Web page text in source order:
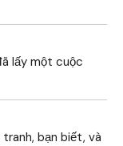
lấy một cuộc
bạn biết, và